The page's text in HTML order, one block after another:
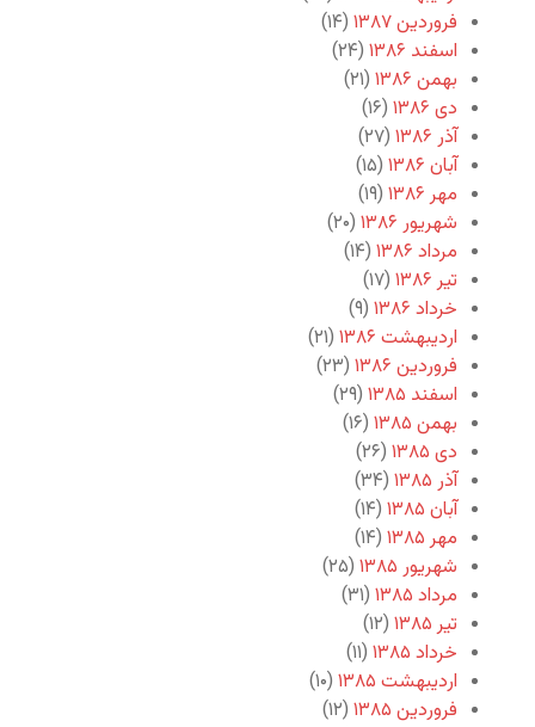
فروردین ۱۳۸۷
(۱۴)
اسفند ۱۳۸۶
(۲۴)
بهمن ۱۳۸۶
(۲۱)
دی ۱۳۸۶
(۱۶)
آذر ۱۳۸۶
(۲۷)
آبان ۱۳۸۶
(۱۵)
مهر ۱۳۸۶
(۱۹)
شهریور ۱۳۸۶
(۲۰)
مرداد ۱۳۸۶
(۱۴)
تیر ۱۳۸۶
(۱۷)
خرداد ۱۳۸۶
(۹)
اردیبهشت ۱۳۸۶
(۲۱)
فروردین ۱۳۸۶
(۲۳)
اسفند ۱۳۸۵
(۲۹)
بهمن ۱۳۸۵
(۱۶)
دی ۱۳۸۵
(۲۶)
آذر ۱۳۸۵
(۳۴)
آبان ۱۳۸۵
(۱۴)
مهر ۱۳۸۵
(۱۴)
شهریور ۱۳۸۵
(۲۵)
مرداد ۱۳۸۵
(۳۱)
تیر ۱۳۸۵
(۱۲)
خرداد ۱۳۸۵
(۱۱)
اردیبهشت ۱۳۸۵
(۱۰)
فروردین ۱۳۸۵
(۱۲)